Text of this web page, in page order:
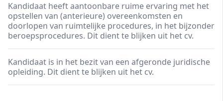
Kandidaat heeft aantoonbare ruime ervaring met het
opstellen van (anterieure) overeenkomsten en
doorlopen van ruimtelijke procedures, in het bijzonder
beroepsprocedures. Dit dient te blijken uit het cv.
Kandidaat is in het bezit van een afgeronde juridische
opleiding. Dit dient te blijken uit het cv.